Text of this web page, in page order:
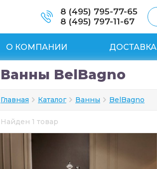
8 (495) 795-77-65
8 (495) 797-11-67
О КОМПАНИИ ДОСТАВКА
Ванны BelBagno
Главная Каталог Ванны BelBagno
Найден 1 товар